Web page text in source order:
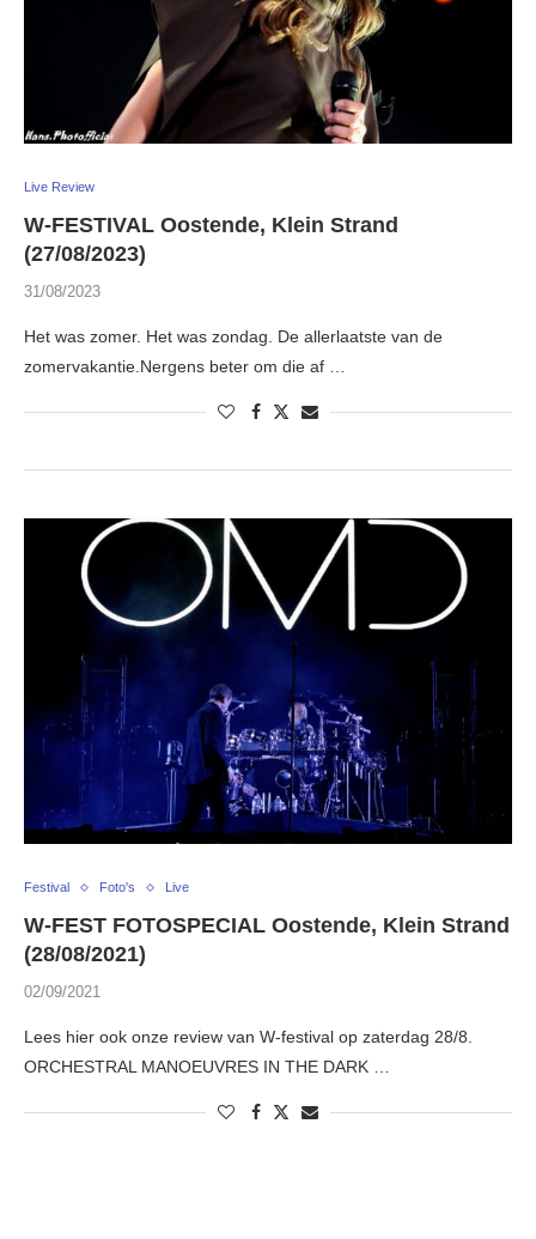
Live Review
W-FESTIVAL Oostende, Klein Strand
(27/08/2023)
31/08/2023
Het was zomer. Het was zondag. De allerlaatste van de
zomervakantie.Nergens beter om die af …
Festival Foto's Live
W-FEST FOTOSPECIAL Oostende, Klein Strand
(28/08/2021)
02/09/2021
Lees hier ook onze review van W-festival op zaterdag 28/8.
ORCHESTRAL MANOEUVRES IN THE DARK …